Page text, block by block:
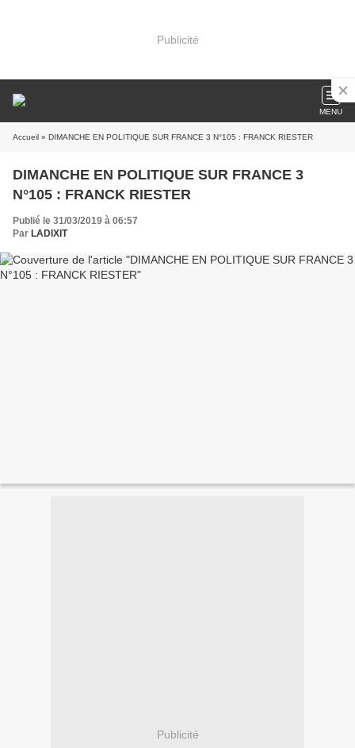
Publicité
MENU
Accueil » DIMANCHE EN POLITIQUE SUR FRANCE 3 N°105 : FRANCK RIESTER
DIMANCHE EN POLITIQUE SUR FRANCE 3
N°105 : FRANCK RIESTER
Publié le 31/03/2019 à 06:57
Par LADIXIT
Publicité